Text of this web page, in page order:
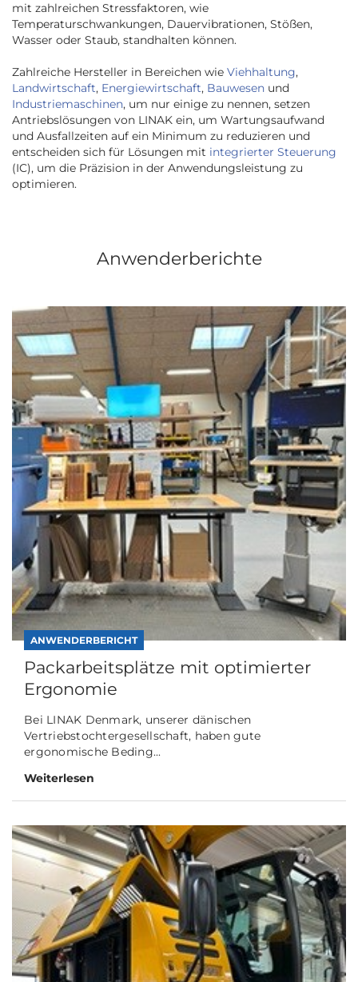
mit zahlreichen Stressfaktoren, wie
Temperaturschwankungen, Dauervibrationen, Stößen,
Wasser oder Staub, standhalten können.
Zahlreiche Hersteller in Bereichen wie Viehhaltung,
Landwirtschaft, Energiewirtschaft, Bauwesen und
Industriemaschinen, um nur einige zu nennen, setzen
Antriebslösungen von LINAK ein, um Wartungsaufwand
und Ausfallzeiten auf ein Minimum zu reduzieren und
entscheiden sich für Lösungen mit integrierter Steuerung
(IC), um die Präzision in der Anwendungsleistung zu
optimieren.
Anwenderberichte
ANWENDERBERICHT
Packarbeitsplätze mit optimierter
Ergonomie
Bei LINAK Denmark, unserer dänischen
Vertriebstochtergesellschaft, haben gute
ergonomische Beding...
Weiterlesen